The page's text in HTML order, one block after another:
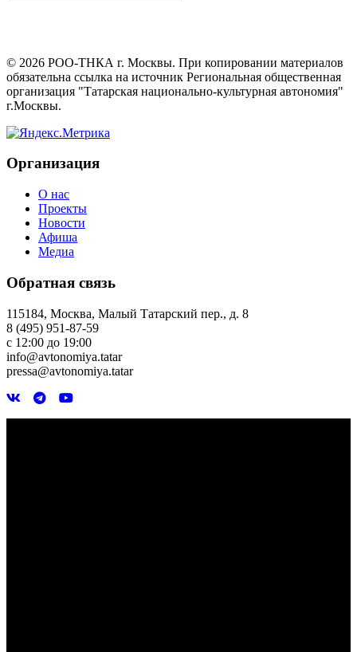
© 2026 РОО-ТНКА г. Москвы. При копировании материалов
обязательна ссылка на источник Региональная общественная
организация "Татарская национально-культурная автономия"
г.Москвы.
Организация
О нас
Проекты
Новости
Афиша
Медиа
Обратная связь
115184, Москва, Малый Татарский пер., д. 8
8 (495) 951-87-59
с 12:00 до 19:00
info@avtonomiya.tatar
pressa@avtonomiya.tatar